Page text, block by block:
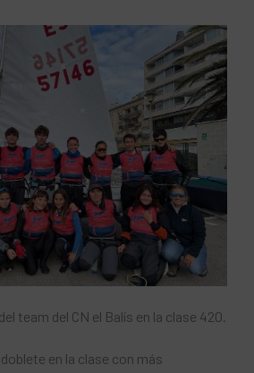
team del CN el Balís en la clase 420.
en la clase con más